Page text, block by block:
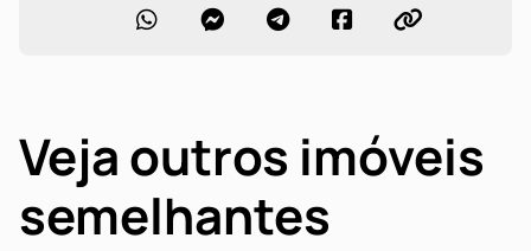
Veja outros imóveis
semelhantes